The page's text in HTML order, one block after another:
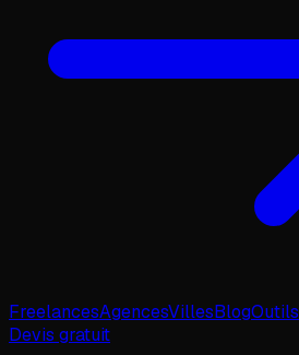
FreelancesAgencesVillesBlogOutils
Devis gratuit